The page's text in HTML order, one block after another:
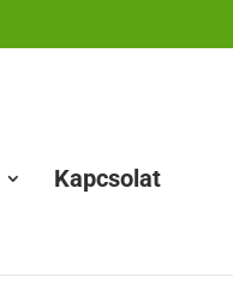
Kapcsolat